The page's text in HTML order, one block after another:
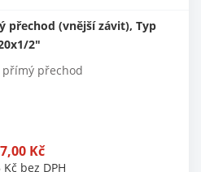
přechod (vnější závit), Typ
2"
přímý přechod
Kč
Kč bez DPH